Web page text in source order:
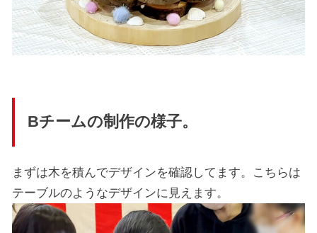
Bチームの制作の様子。
まずは木を積んでデザインを確認してます。こちらは
テーブルのようなデザインに見えます。